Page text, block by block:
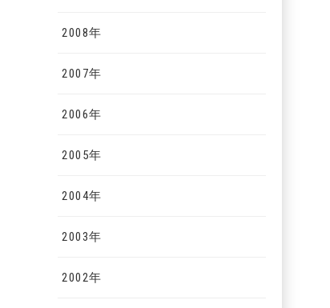
2008年
2007年
2006年
2005年
2004年
2003年
2002年